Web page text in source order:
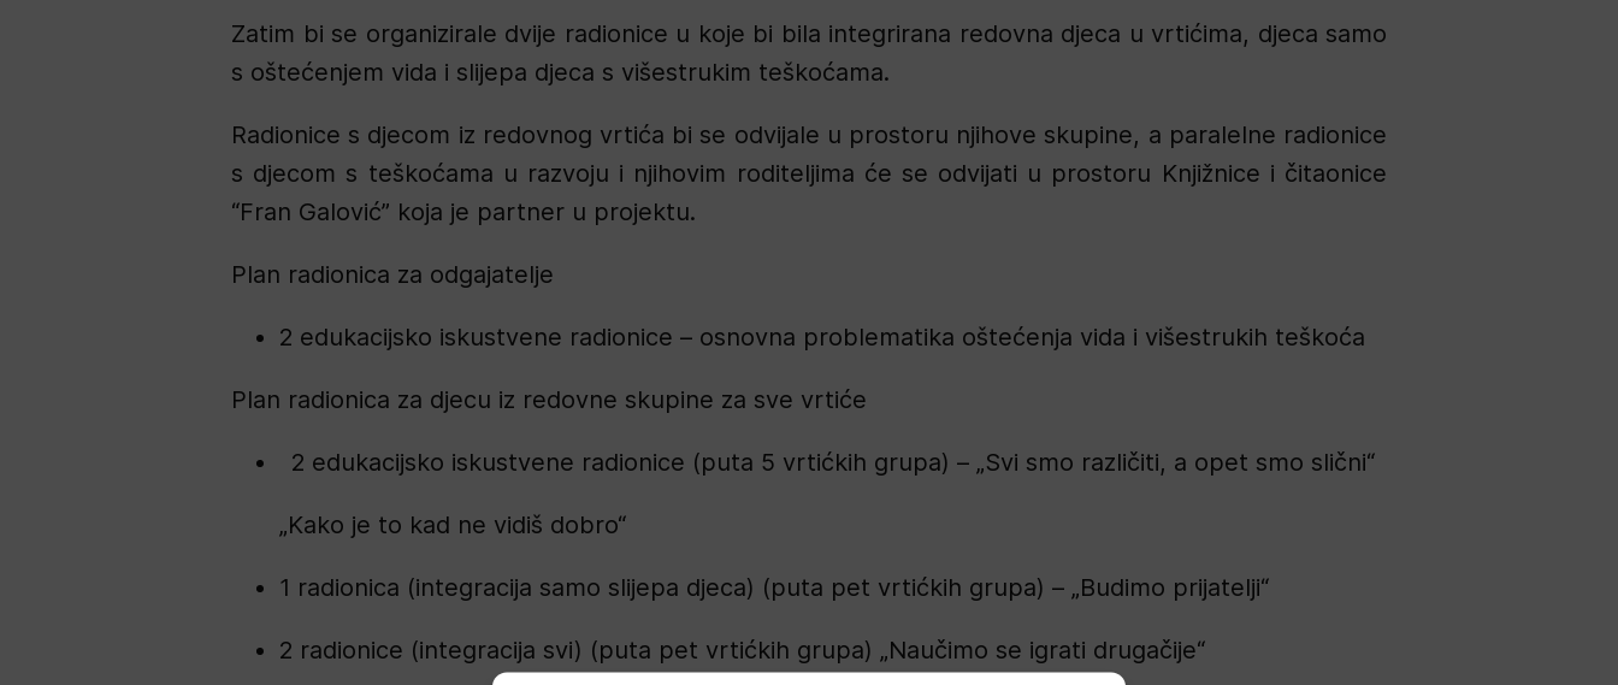
Zatim bi se organizirale dvije radionice u koje bi bila integrirana redovna djeca u vrtićima, djeca samo
s oštećenjem vida i slijepa djeca s višestrukim teškoćama.
Radionice s djecom iz redovnog vrtića bi se odvijale u prostoru njihove skupine, a paralelne radionice
s djecom s teškoćama u razvoju i njihovim roditeljima će se odvijati u prostoru Knjižnice i čitaonice
“Fran Galović” koja je partner u projektu.
Plan radionica za odgajatelje
2 edukacijsko iskustvene radionice – osnovna problematika oštećenja vida i višestrukih teškoća
Plan radionica za djecu iz redovne skupine za sve vrtiće
2 edukacijsko iskustvene radionice (puta 5 vrtićkih grupa) – „Svi smo različiti, a opet smo slični“
„Kako je to kad ne vidiš dobro“
1 radionica (integracija samo slijepa djeca) (puta pet vrtićkih grupa) – „Budimo prijatelji“
2 radionice (integracija svi) (puta pet vrtićkih grupa) „Naučimo se igrati drugačije“